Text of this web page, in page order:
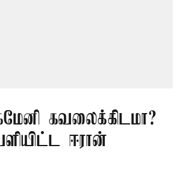
கவலைக்கிடமா?
ஈரான்